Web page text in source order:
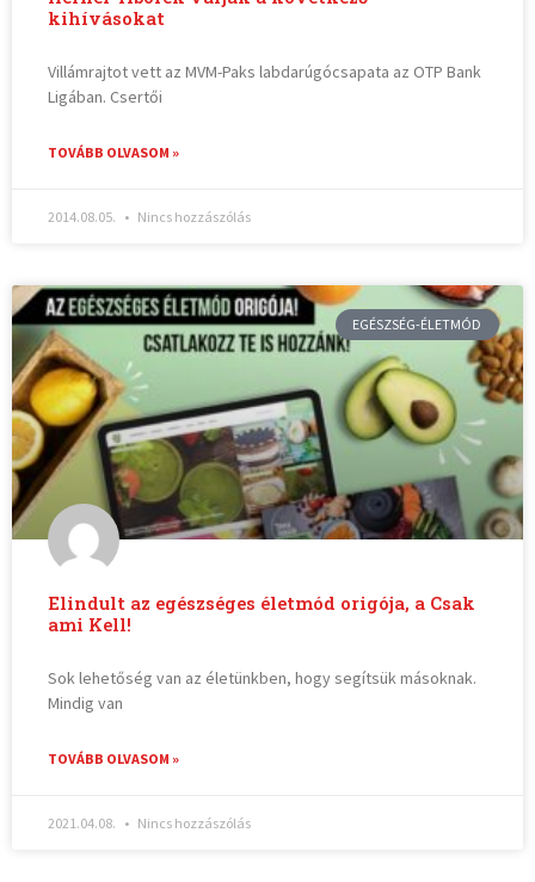
kihívásokat
Villámrajtot vett az MVM-Paks labdarúgócsapata az OTP Bank
Ligában. Csertői
TOVÁBB OLVASOM »
2014.08.05. Nincs hozzászólás
EGÉSZSÉG-ÉLETMÓD
Elindult az egészséges életmód origója, a Csak
ami Kell!
Sok lehetőség van az életünkben, hogy segítsük másoknak.
Mindig van
TOVÁBB OLVASOM »
2021.04.08. Nincs hozzászólás